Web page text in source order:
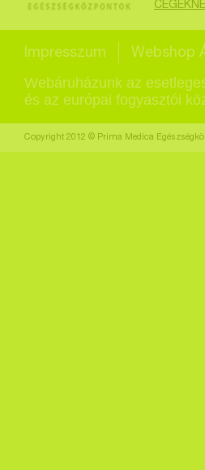
Impresszum Webshop
Webáruházunk az
és az európai fogyasztói
Copyright 2012 © Prima Medica